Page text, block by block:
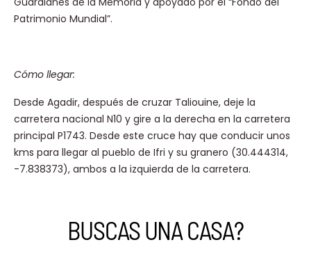
Patrimonio Mundial”.
Cómo llegar:
Desde Agadir, después de cruzar Taliouine, deje la
carretera nacional N10 y gire a la derecha en la carretera
principal P1743. Desde este cruce hay que conducir unos
kms para llegar al pueblo de Ifri y su granero (30.444314,
-7.838373), ambos a la izquierda de la carretera.
BUSCAS UNA CASA?